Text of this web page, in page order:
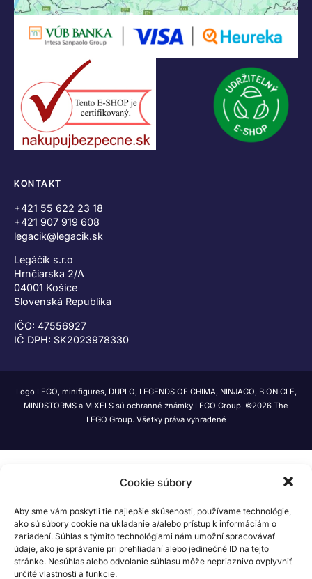
Cookie súbory
Aby sme vám poskytli tie najlepšie skúsenosti, používame technológie,
ako sú súbory cookie na ukladanie a/alebo prístup k informáciám o
zariadení. Súhlas s týmito technológiami nám umožní spracovávať
údaje, ako je správanie pri prehliadaní alebo jedinečné ID na tejto
stránke. Nesúhlas alebo odvolanie súhlasu môže nepriaznivo ovplyvniť
určité vlastnosti a funkcie.
KONTAKT
+421 55 622 23 18
+421 907 919 608
legacik@legacik.sk
Legáčik s.r.o
Hrnčiarska 2/A
04001 Košice
Slovenská Republika
IČO: 47556927
IČ DPH: SK2023978330
Logo LEGO, minifigures, DUPLO, LEGENDS OF CHIMA, NINJAGO, BIONICLE,
MINDSTORMS a MIXELS sú ochranné známky LEGO Group. ©2026 The
LEGO Group. Všetky práva vyhradené